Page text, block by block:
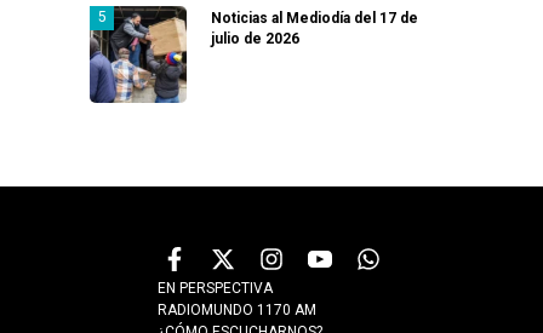
Noticias al Mediodía del 17 de
julio de 2026
EN PERSPECTIVA
RADIOMUNDO 1170 AM